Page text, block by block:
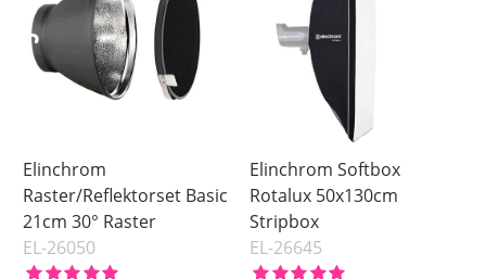
Elinchrom
Raster/Reflektorset Basic
21cm 30° Raster
EL-26050
Elinchrom Softbox
Rotalux 50x130cm
Stripbox
EL-26645